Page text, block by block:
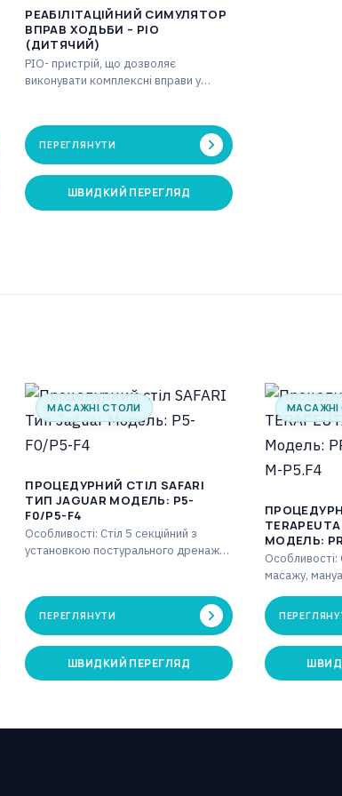
РЕАБІЛІТАЦІЙНИЙ СИМУЛЯТОР
ВПРАВ ХОДЬБИ – PIO
(ДИТЯЧИЙ)
PIO- пристрій, що дозволяє
виконувати комплексні вправи у
ПЕРЕГЛЯНУТИ
ШВИДКИЙ ПЕРЕГЛЯД
МАСАЖНІ СТОЛИ
ПРОЦЕДУРНИЙ СТІЛ SAFARI
ТИП JAGUAR МОДЕЛЬ: P5-
F0/P5-F4
Особливості: Стіл 5 секційний з
установкою постурального дренажу
за…
ПЕРЕГЛЯНУТИ
ШВИДКИЙ ПЕРЕГЛЯД
МАСАЖНІ
МОДЕЛЬ:
P5.F4
Особливості:
масажу,
за
керується…